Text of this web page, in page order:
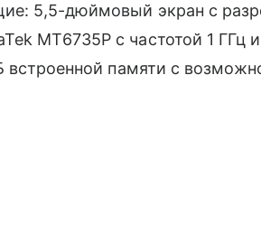
5,5-дюймовый экран с
MT6735P с частотой 1 ГГц
встроенной памяти с